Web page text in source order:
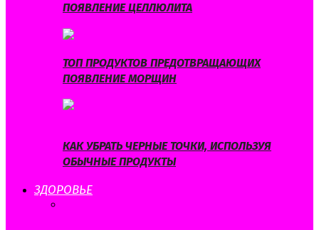
ПОЯВЛЕНИЕ ЦЕЛЛЮЛИТА
ТОП ПРОДУКТОВ ПРЕДОТВРАЩАЮЩИХ
ПОЯВЛЕНИЕ МОРЩИН
КАК УБРАТЬ ЧЕРНЫЕ ТОЧКИ, ИСПОЛЬЗУЯ
ОБЫЧНЫЕ ПРОДУКТЫ
ЗДОРОВЬЕ